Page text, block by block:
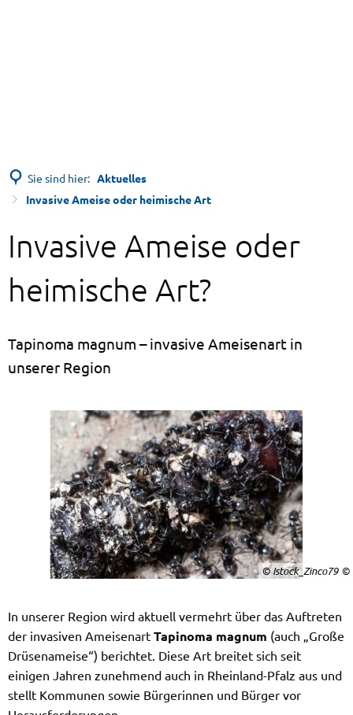
Sie sind hier: Aktuelles
Invasive Ameise oder heimische Art
Invasive Ameise oder
heimische Art?
Tapinoma magnum – invasive Ameisenart in
unserer Region
© Istock_Zinco79
In unserer Region wird aktuell vermehrt über das Auftreten
der invasiven Ameisenart Tapinoma magnum (auch „Große
Drüsenameise“) berichtet. Diese Art breitet sich seit
einigen Jahren zunehmend auch in Rheinland-Pfalz aus und
stellt Kommunen sowie Bürgerinnen und Bürger vor